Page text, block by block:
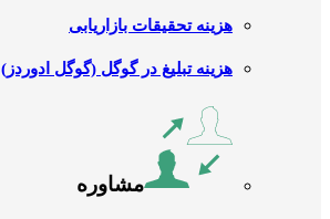
هزینه تحقیقات بازاریابی
هزینه تبلیغ در گوگل (گوگل ادوردز)
مشاوره